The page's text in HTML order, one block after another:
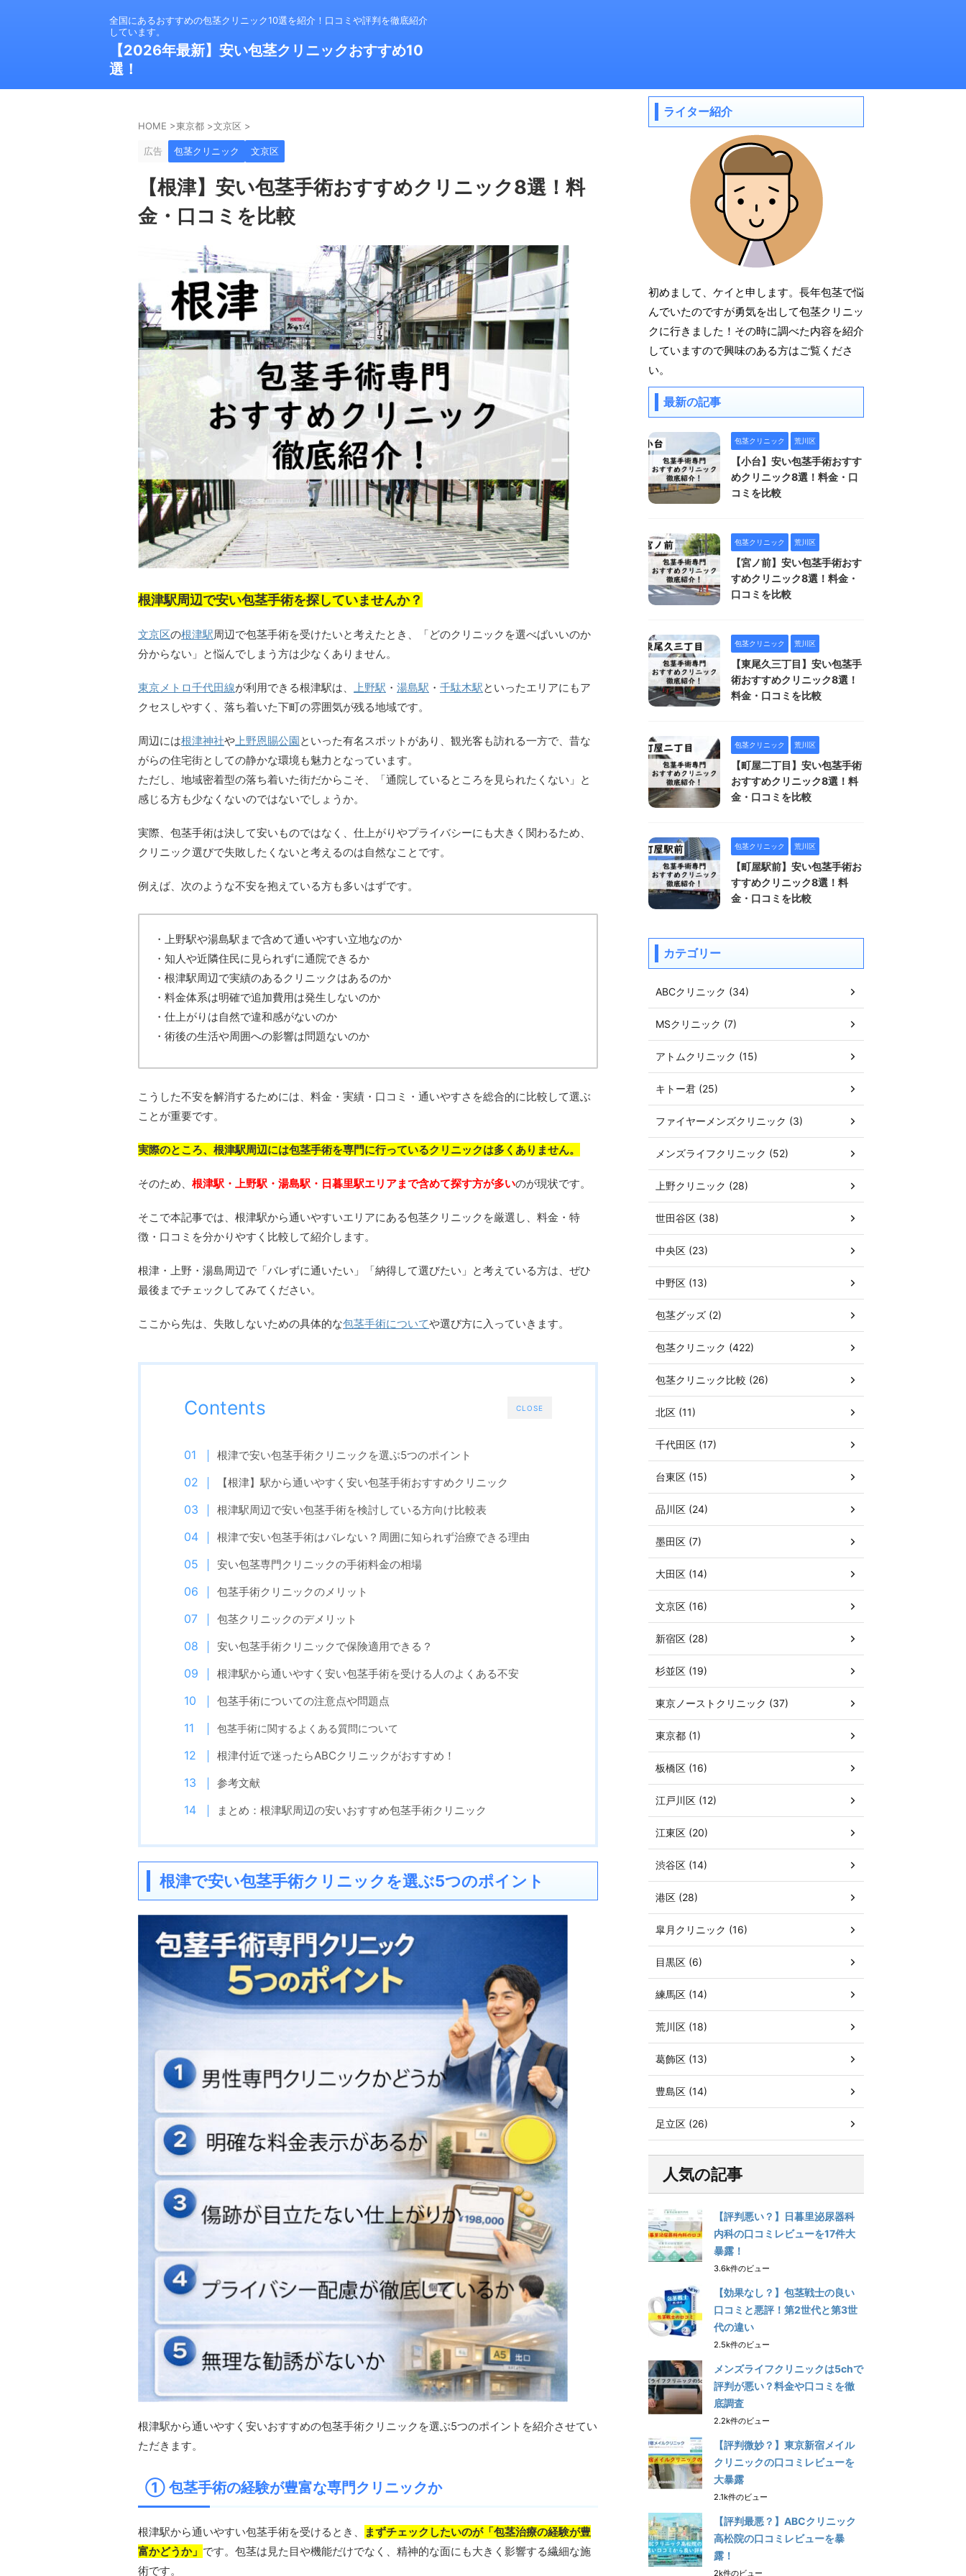
全国にあるおすすめの包茎クリニック10選を紹介！口コミや評判を徹底紹介
しています。
【2026年最新】安い包茎クリニックおすすめ10
選！
HOME >東京都 >文京区 >
広告 包茎クリニック 文京区
【根津】安い包茎手術おすすめクリニック8選！料
金・口コミを比較
根津駅周辺で安い包茎手術を探していませんか？
文京区の根津駅周辺で包茎手術を受けたいと考えたとき、「どのクリニックを選べばいいのか
分からない」と悩んでしまう方は少なくありません。
東京メトロ千代田線が利用できる根津駅は、 上野駅 ・ 湯島駅 ・ 千駄木駅といったエリアにもア
クセスしやすく、落ち着いた下町の雰囲気が残る地域です。
周辺には根津神社や上野恩賜公園といった有名スポットがあり、観光客も訪れる一方で、昔な
がらの住宅街としての静かな環境も魅力となっています。
ただし、地域密着型の落ち着いた街だからこそ、「通院しているところを見られたくない」と
感じる方も少なくないのではないでしょうか。
実際、包茎手術は決して安いものではなく、仕上がりやプライバシーにも大きく関わるため、
クリニック選びで失敗したくないと考えるのは自然なことです。
例えば、次のような不安を抱えている方も多いはずです。
・上野駅や湯島駅まで含めて通いやすい立地なのか
・知人や近隣住民に見られずに通院できるか
・根津駅周辺で実績のあるクリニックはあるのか
・料金体系は明確で追加費用は発生しないのか
・仕上がりは自然で違和感がないのか
・術後の生活や周囲への影響は問題ないのか
こうした不安を解消するためには、料金・実績・口コミ・通いやすさを総合的に比較して選ぶ
ことが重要です。
実際のところ、根津駅周辺には包茎手術を専門に行っているクリニックは多くありません。
そのため、 根津駅・上野駅・湯島駅・日暮里駅エリアまで含めて探す方が多いのが現状です。
そこで本記事では、根津駅から通いやすいエリアにある包茎クリニックを厳選し、料金・特
徴・口コミを分かりやすく比較して紹介します。
根津・上野・湯島周辺で「バレずに通いたい」「納得して選びたい」と考えている方は、ぜひ
最後までチェックしてみてください。
ここから先は、失敗しないための具体的な包茎手術についてや選び方に入っていきます。
CLOSE
Contents
根津で安い包茎手術クリニックを選ぶ5つのポイント
【根津】駅から通いやすく安い包茎手術おすすめクリニック
根津駅周辺で安い包茎手術を検討している方向け比較表
根津で安い包茎手術はバレない？周囲に知られず治療できる理由
安い包茎専門クリニックの手術料金の相場
包茎手術クリニックのメリット
包茎クリニックのデメリット
安い包茎手術クリニックで保険適用できる？
根津駅から通いやすく安い包茎手術を受ける人のよくある不安
包茎手術についての注意点や問題点
包茎手術に関するよくある質問について
根津付近で迷ったらABCクリニックがおすすめ！
参考文献
まとめ：根津駅周辺の安いおすすめ包茎手術クリニック
根津で安い包茎手術クリニックを選ぶ5つのポイント
根津駅から通いやすく安いおすすめの包茎手術クリニックを選ぶ5つのポイントを紹介させてい
ただきます。
① 包茎手術の経験が豊富な専門クリニックか
根津駅から通いやすい包茎手術を受けるとき、
まずチェックしたいのが「包茎治療の経験が豊
富かどうか」 です。包茎は見た目や機能だけでなく、精神的な面にも大きく影響する繊細な施
術です。
ライター紹介
初めまして、ケイと申します。長年包茎で悩
んでいたのですが勇気を出して包茎クリニッ
クに行きました！その時に調べた内容を紹介
していますので興味のある方はご覧くださ
い。
最新の記事
包茎クリニック 荒川区
【小台】安い包茎手術おすす
めクリニック8選！料金・口
コミを比較
包茎クリニック 荒川区
【宮ノ前】安い包茎手術おす
すめクリニック8選！料金・
口コミを比較
包茎クリニック 荒川区
【東尾久三丁目】安い包茎手
術おすすめクリニック8選！
料金・口コミを比較
包茎クリニック 荒川区
【町屋二丁目】安い包茎手術
おすすめクリニック8選！料
金・口コミを比較
包茎クリニック 荒川区
【町屋駅前】安い包茎手術お
すすめクリニック8選！料
金・口コミを比較
カテゴリー
ABCクリニック (34)
MSクリニック (7)
アトムクリニック (15)
キトー君 (25)
ファイヤーメンズクリニック (3)
メンズライフクリニック (52)
上野クリニック (28)
世田谷区 (38)
中央区 (23)
中野区 (13)
包茎グッズ (2)
包茎クリニック (422)
包茎クリニック比較 (26)
北区 (11)
千代田区 (17)
台東区 (15)
品川区 (24)
墨田区 (7)
大田区 (14)
文京区 (16)
新宿区 (28)
杉並区 (19)
東京ノーストクリニック (37)
東京都 (1)
板橋区 (16)
江戸川区 (12)
江東区 (20)
渋谷区 (14)
港区 (28)
皐月クリニック (16)
目黒区 (6)
練馬区 (14)
荒川区 (18)
葛飾区 (13)
豊島区 (14)
足立区 (26)
人気の記事
【評判悪い？】日暮里泌尿器科
内科の口コミレビューを17件大
暴露！
3.6k件のビュー
【効果なし？】包茎戦士の良い
口コミと悪評！第2世代と第3世
代の違い
2.5k件のビュー
メンズライフクリニックは5chで
評判が悪い？料金や口コミを徹
底調査
2.2k件のビュー
【評判微妙？】東京新宿メイル
クリニックの口コミレビューを
大暴露
2.1k件のビュー
【評判最悪？】ABCクリニック
高松院の口コミレビューを暴
露！
2k件のビュー